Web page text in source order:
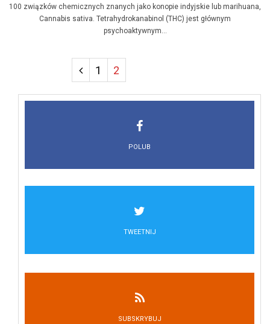
100 związków chemicznych znanych jako konopie indyjskie lub marihuana,
Cannabis sativa. Tetrahydrokanabinol (THC) jest głównym
psychoaktywnym...
1 2
POLUB
TWEETNIJ
SUBSKRYBUJ